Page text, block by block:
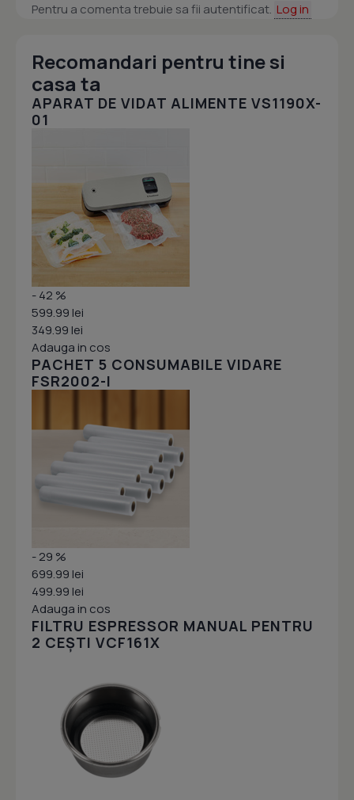
Pentru a comenta trebuie sa fii autentificat. Log in
Recomandari pentru tine si
casa ta
APARAT DE VIDAT ALIMENTE VS1190X-
01
- 42 %
599.99 lei
349.99 lei
Adauga in cos
PACHET 5 CONSUMABILE VIDARE
FSR2002-I
- 29 %
699.99 lei
499.99 lei
Adauga in cos
FILTRU ESPRESSOR MANUAL PENTRU
2 CEȘTI VCF161X